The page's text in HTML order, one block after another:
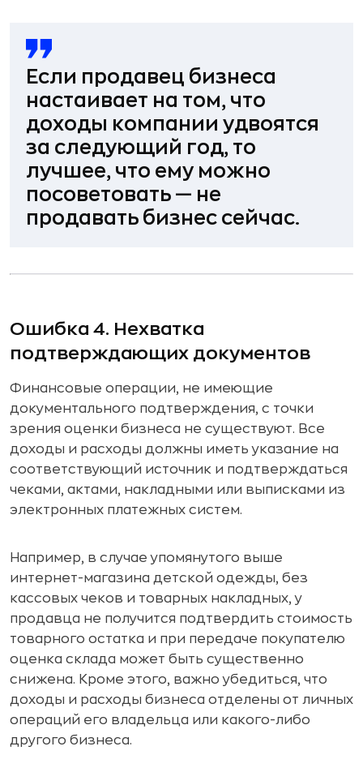
Если продавец бизнеса
настаивает на том, что
доходы компании удвоятся
за следующий год, то
лучшее, что ему можно
посоветовать — не
продавать бизнес сейчас.
Ошибка 4. Нехватка
подтверждающих документов
Финансовые операции, не имеющие
документального подтверждения, с точки
зрения оценки бизнеса не существуют. Все
доходы и расходы должны иметь указание на
соответствующий источник и подтверждаться
чеками, актами, накладными или выписками из
электронных платежных систем.
Например, в случае упомянутого выше
интернет-магазина детской одежды, без
кассовых чеков и товарных накладных, у
продавца не получится подтвердить стоимость
товарного остатка и при передаче покупателю
оценка склада может быть существенно
снижена. Кроме этого, важно убедиться, что
доходы и расходы бизнеса отделены от личных
операций его владельца или какого-либо
другого бизнеса.